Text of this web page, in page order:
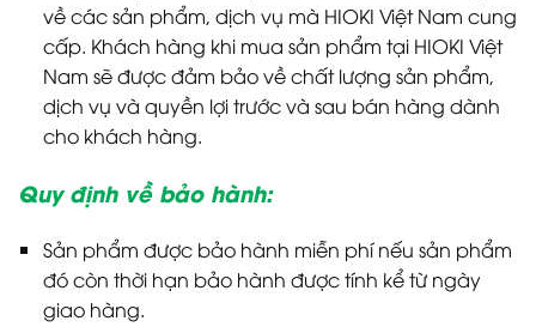
về các sản phẩm, dịch vụ mà HIOKI Việt Nam cung
cấp. Khách hàng khi mua sản phẩm tại HIOKI Việt
Nam sẽ được đảm bảo về chất lượng sản phẩm,
dịch vụ và quyền lợi trước và sau bán hàng dành
cho khách hàng.
Quy định về bảo hành:
Sản phẩm được bảo hành miễn phí nếu sản phẩm
đó còn thời hạn bảo hành được tính kể từ ngày
giao hàng.